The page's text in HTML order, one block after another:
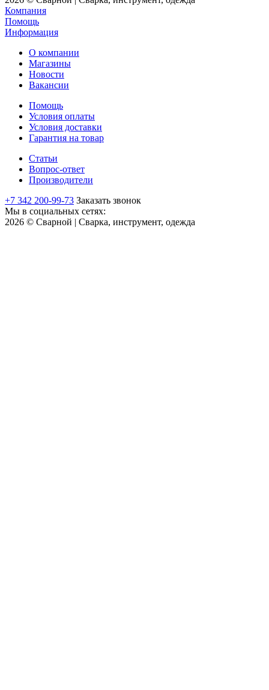
Компания
Помощь
Информация
О компании
Магазины
Новости
Вакансии
Помощь
Условия оплаты
Условия доставки
Гарантия на товар
Статьи
Вопрос-ответ
Производители
+7 342 200-99-73 Заказать звонок
Мы в социальных сетях:
2026 © Сварной | Сварка, инструмент, одежда